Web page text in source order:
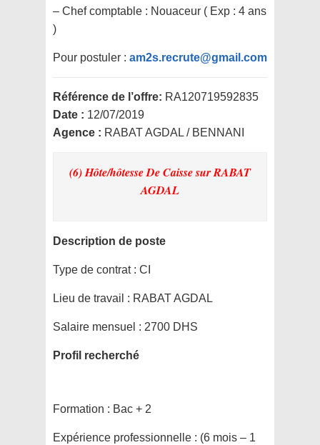
– Chef comptable : Nouaceur ( Exp : 4 ans
)
Pour postuler : am2s.recrute@gmail.com
Référence de l’offre: RA120719592835
Date : 12/07/2019
Agence : RABAT AGDAL / BENNANI
(6) Hôte/hôtesse De Caissesur RABAT
AGDAL
Description de poste
Type de contrat : CI
Lieu de travail : RABAT AGDAL
Salaire mensuel : 2700 DHS
Profil recherché
Formation : Bac + 2
Expérience professionnelle : (6 mois – 1